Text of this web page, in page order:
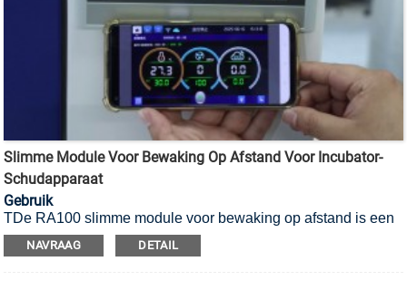
Slimme Module Voor Bewaking Op Afstand Voor Incubator-
Schudapparaat
Gebruik
TDe RA100 slimme module voor bewaking op afstand is een
optioneel accessoire dat speciaal is ontwikkeld voor de CS-
serie CO2-incubator-schudapparaten. Nadat u uw
NAVRAAG DETAIL